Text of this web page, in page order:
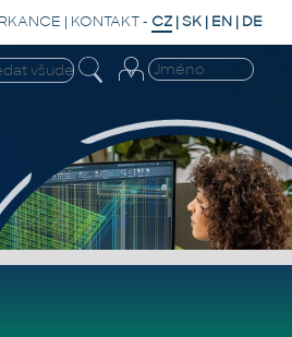
| KONTAKT- CZ |SK | EN | DE